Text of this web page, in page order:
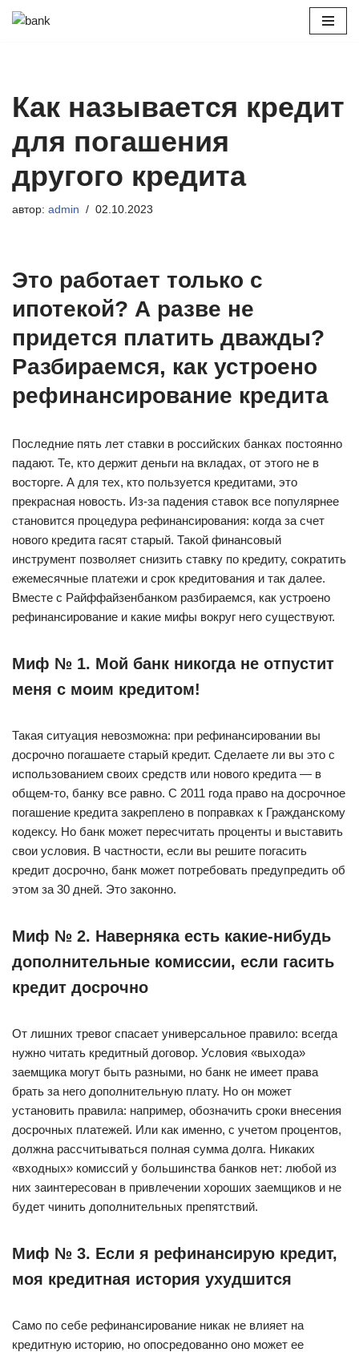
Как называется кредит
для погашения
другого кредита
автор: admin 02.10.2023
Это работает только с
ипотекой? А разве не
придется платить дважды?
Разбираемся, как устроено
рефинансирование кредита
Последние пять лет ставки в российских банках постоянно
падают. Те, кто держит деньги на вкладах, от этого не в
восторге. А для тех, кто пользуется кредитами, это
прекрасная новость. Из-за падения ставок все популярнее
становится процедура рефинансирования: когда за счет
нового кредита гасят старый. Такой финансовый
инструмент позволяет снизить ставку по кредиту, сократить
ежемесячные платежи и срок кредитования и так далее.
Вместе с Райффайзенбанком разбираемся, как устроено
рефинансирование и какие мифы вокруг него существуют.
Миф № 1. Мой банк никогда не отпустит
меня с моим кредитом!
Такая ситуация невозможна: при рефинансировании вы
досрочно погашаете старый кредит. Сделаете ли вы это с
использованием своих средств или нового кредита — в
общем-то, банку все равно. С 2011 года право на досрочное
погашение кредита закреплено в поправках к Гражданскому
кодексу. Но банк может пересчитать проценты и выставить
свои условия. В частности, если вы решите погасить
кредит досрочно, банк может потребовать предупредить об
этом за 30 дней. Это законно.
Миф № 2. Наверняка есть какие-нибудь
дополнительные комиссии, если гасить
кредит досрочно
От лишних тревог спасает универсальное правило: всегда
нужно читать кредитный договор. Условия «выхода»
заемщика могут быть разными, но банк не имеет права
брать за него дополнительную плату. Но он может
установить правила: например, обозначить сроки внесения
досрочных платежей. Или как именно, с учетом процентов,
должна рассчитываться полная сумма долга. Никаких
«входных» комиссий у большинства банков нет: любой из
них заинтересован в привлечении хороших заемщиков и не
будет чинить дополнительных препятствий.
Миф № 3. Если я рефинансирую кредит,
моя кредитная история ухудшится
Само по себе рефинансирование никак не влияет на
кредитную историю, но опосредованно оно может ее